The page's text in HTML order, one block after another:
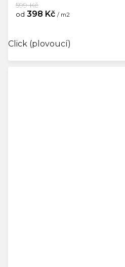
od 398 Kč / m2
599 Kč
Click (plovoucí)